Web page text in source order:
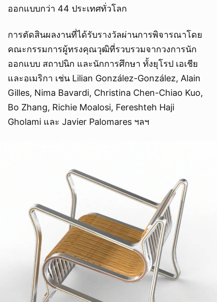
ออกแบบกว่า 44 ประเทศทั่วโลก
การตัดสินผลงานที่ได้รับรางวัลผ่านการพิจารณาโดย
คณะกรรมการผู้ทรงคุณวุฒิที่รวบรวมจากวงการนัก
ออกแบบ สถาปนิก และนักการศึกษา ทั้งยุโรป เอเชีย
และอเมริกา เช่น Lilian González-González, Alain
Gilles, Nima Bavardi, Christina Chen-Chiao Kuo,
Bo Zhang, Richie Moalosi, Fereshteh Haji
Gholami และ Javier Palomares ฯลฯ